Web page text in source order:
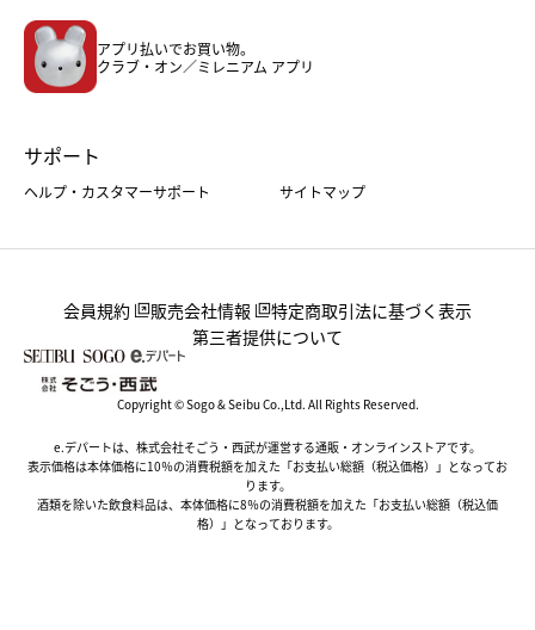
ホーム・キッチン＆アート
アプリ払いでお買い物。
クラブ・オン／ミレニアム アプリ
サポート
ヘルプ・カスタマーサポート サイトマップ
会員規約 販売会社情報
特定商取引法に基づく表示
第三者提供について
Copyright © Sogo & Seibu Co.,Ltd. All Rights Reserved.
e.デパートは、株式会社そごう・西武が運営する通販・オンラインストアです。
表示価格は本体価格に10％の消費税額を加えた「お支払い総額（税込価格）」となってお
ります。
酒類を除いた飲食料品は、本体価格に8％の消費税額を加えた「お支払い総額（税込価
格）」となっております。